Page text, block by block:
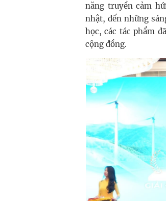
năng truyền cảm
nhật, đến những
học, các tác phẩm
cộng đồng.